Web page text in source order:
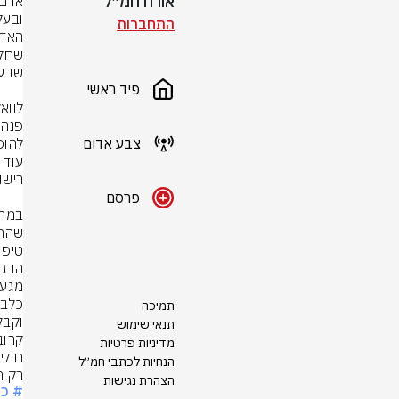
התחברות
פיד ראשי
צבע אדום
פרסם
תמיכה
תנאי שימוש
מדיניות פרטיות
הנחיות לכתבי חמ״ל
הצהרת נגישות
רק
#